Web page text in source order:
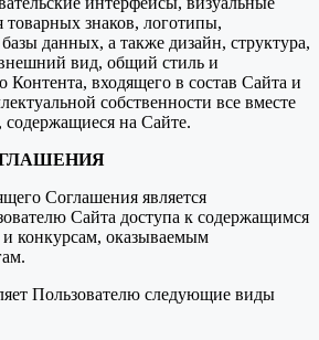
товарных знаков, логотипы,
данных, а также дизайн, структура,
вид, общий стиль и
Контента, входящего в состав Сайта и
собственности все вместе
содержащиеся на Сайте.
Соглашения является
Сайта доступа к содержащимся
конкурсам, оказываемым
Пользователю следующие виды